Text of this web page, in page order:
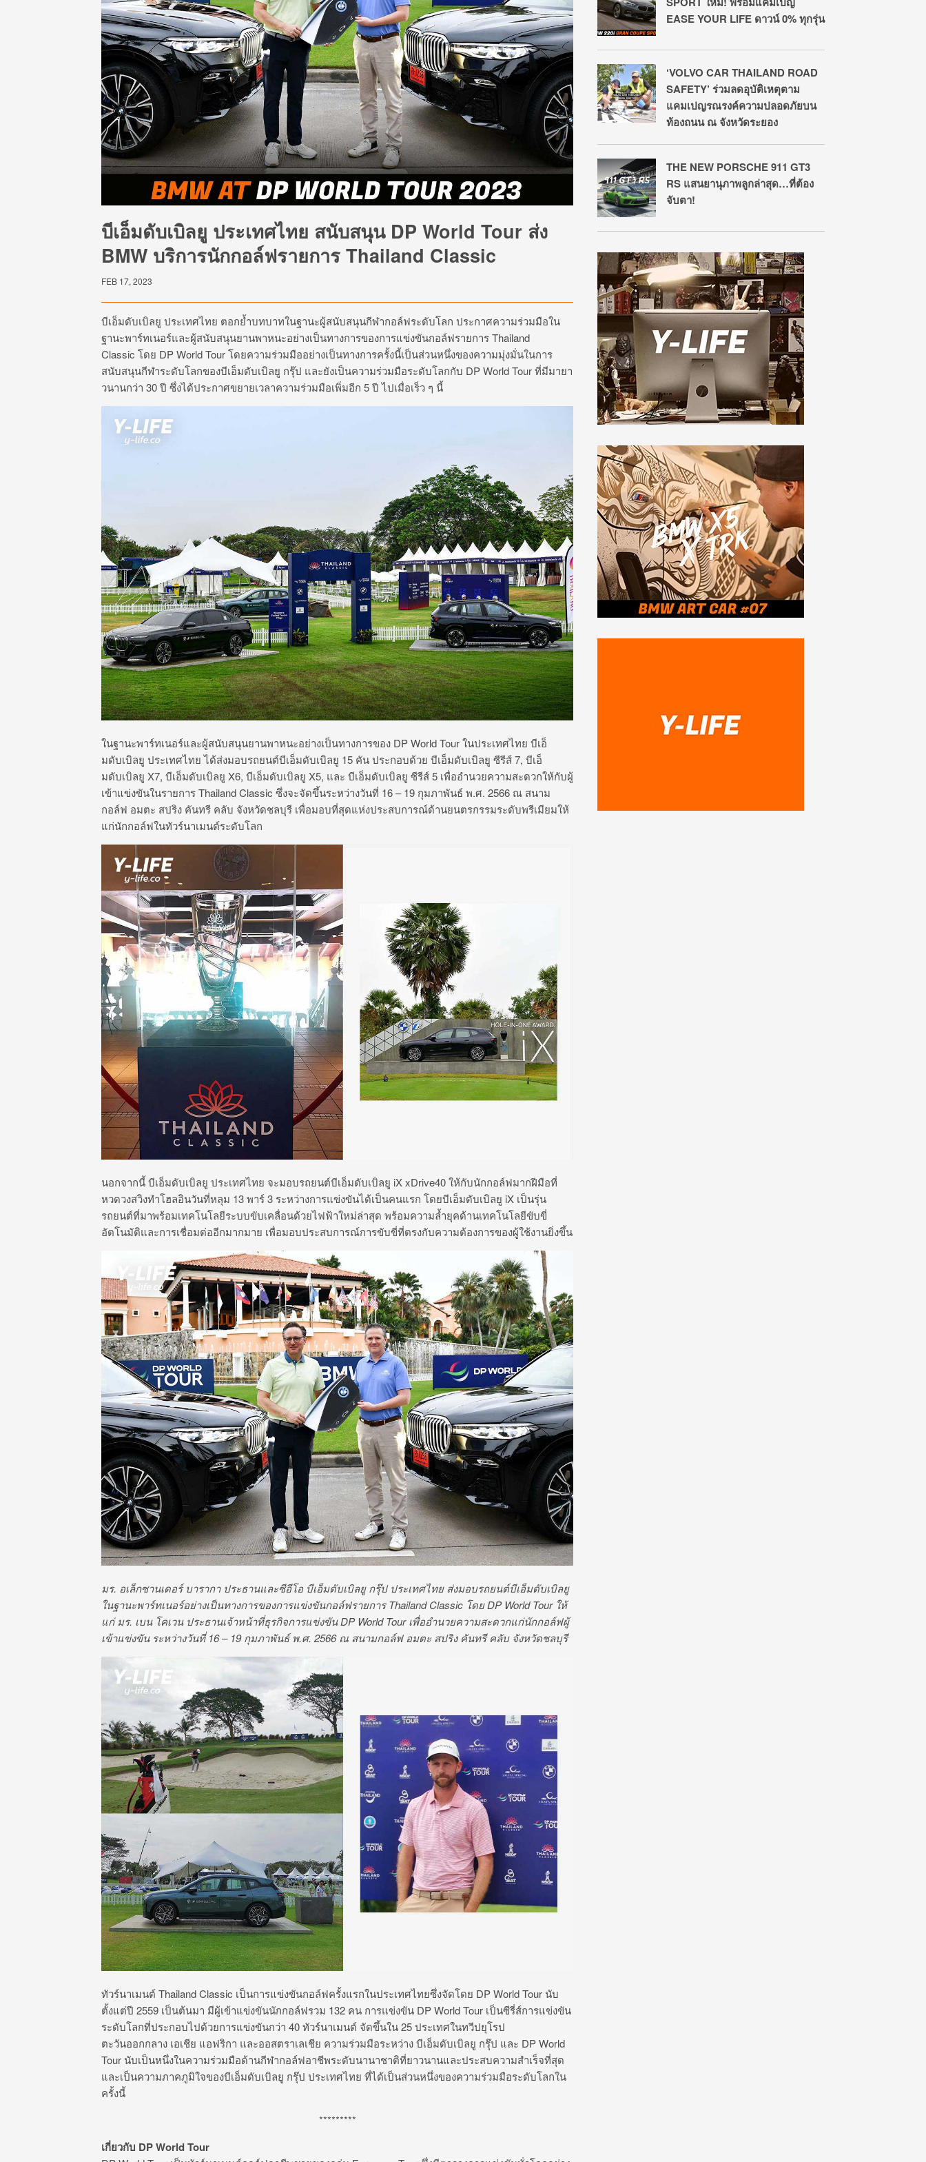
บีเอ็มดับเบิลยู ประเทศไทย สนับสนุน DP World Tour ส่ง
BMW บริการนักกอล์ฟรายการ Thailand Classic
FEB 17, 2023
บีเอ็มดับเบิลยู ประเทศไทย ตอกย้ำบทบาทในฐานะผู้สนับสนุนกีฬากอล์ฟระดับโลก ประกาศความร่วมมือใน
ฐานะพาร์ทเนอร์และผู้สนับสนุนยานพาหนะอย่างเป็นทางการของการแข่งขันกอล์ฟรายการ Thailand
Classic โดย DP World Tour โดยความร่วมมืออย่างเป็นทางการครั้งนี้เป็นส่วนหนึ่งของความมุ่งมั่นในการ
สนับสนุนกีฬาระดับโลกของบีเอ็มดับเบิลยู กรุ๊ป และยังเป็นความร่วมมือระดับโลกกับ DP World Tour ที่มีมายา
วนานกว่า 30 ปี ซึ่งได้ประกาศขยายเวลาความร่วมมือเพิ่มอีก 5 ปี ไปเมื่อเร็ว ๆ นี้
ในฐานะพาร์ทเนอร์และผู้สนับสนุนยานพาหนะอย่างเป็นทางการของ DP World Tour ในประเทศไทย บีเอ็
มดับเบิลยู ประเทศไทย ได้ส่งมอบรถยนต์บีเอ็มดับเบิลยู 15 คัน ประกอบด้วย บีเอ็มดับเบิลยู ซีรีส์ 7, บีเอ็
มดับเบิลยู X7, บีเอ็มดับเบิลยู X6, บีเอ็มดับเบิลยู X5, และ บีเอ็มดับเบิลยู ซีรีส์ 5 เพื่ออำนวยความสะดวกให้กับผู้
เข้าแข่งขันในรายการ Thailand Classic ซึ่งจะจัดขึ้นระหว่างวันที่ 16 – 19 กุมภาพันธ์ พ.ศ. 2566 ณ สนาม
กอล์ฟ อมตะ สปริง คันทรี คลับ จังหวัดชลบุรี เพื่อมอบที่สุดแห่งประสบการณ์ด้านยนตรกรรมระดับพรีเมียมให้
แก่นักกอล์ฟในทัวร์นาเมนต์ระดับโลก
นอกจากนี้ บีเอ็มดับเบิลยู ประเทศไทย จะมอบรถยนต์บีเอ็มดับเบิลยู iX xDrive40 ให้กับนักกอล์ฟมากฝีมือที่
หวดวงสวิงทำโฮลอินวันที่หลุม 13 พาร์ 3 ระหว่างการแข่งขันได้เป็นคนแรก โดยบีเอ็มดับเบิลยู iX เป็นรุ่น
รถยนต์ที่มาพร้อมเทคโนโลยีระบบขับเคลื่อนด้วยไฟฟ้าใหม่ล่าสุด พร้อมความล้ำยุคด้านเทคโนโลยีขับขี่
อัตโนมัติและการเชื่อมต่ออีกมากมาย เพื่อมอบประสบการณ์การขับขี่ที่ตรงกับความต้องการของผู้ใช้งานยิ่งขึ้น
มร. อเล็กซานเดอร์ บารากา ประธานและซีอีโอ บีเอ็มดับเบิลยู กรุ๊ป ประเทศไทย ส่งมอบรถยนต์บีเอ็มดับเบิลยู
ในฐานะพาร์ทเนอร์อย่างเป็นทางการของการแข่งขันกอล์ฟรายการThailand Classic โดย DP World Tour ให้
แก่ มร. เบน โคเวน ประธานเจ้าหน้าที่ธุรกิจการแข่งขัน DP World Tour เพื่ออำนวยความสะดวกแก่นักกอล์ฟผู้
เข้าแข่งขัน ระหว่างวันที่ 16 – 19 กุมภาพันธ์ พ.ศ. 2566 ณ สนามกอล์ฟ อมตะ สปริง คันทรี คลับ จังหวัดชลบุรี
ทัวร์นาเมนต์ Thailand Classic เป็นการแข่งขันกอล์ฟครั้งแรกในประเทศไทยซึ่งจัดโดย DP World Tour นับ
ตั้งแต่ปี 2559 เป็นต้นมา มีผู้เข้าแข่งขันนักกอล์ฟรวม 132 คน การแข่งขัน DP World Tour เป็นซีรี่ส์การแข่งขัน
ระดับโลกที่ประกอบไปด้วยการแข่งขันกว่า 40 ทัวร์นาเมนต์ จัดขึ้นใน 25 ประเทศในทวีปยุโรป
ตะวันออกกลาง เอเชีย แอฟริกา และออสตราเลเชีย ความร่วมมือระหว่าง บีเอ็มดับเบิลยู กรุ๊ป และ DP World
Tour นับเป็นหนึ่งในความร่วมมือด้านกีฬากอล์ฟอาชีพระดับนานาชาติที่ยาวนานและประสบความสำเร็จที่สุด
และเป็นความภาคภูมิใจของบีเอ็มดับเบิลยู กรุ๊ป ประเทศไทย ที่ได้เป็นส่วนหนึ่งของความร่วมมือระดับโลกใน
ครั้งนี้
*********
เกี่ยวกับ DP World Tour
EASE YOUR LIFE ดาวน์ 0% ทุกรุ่น
‘VOLVO CAR THAILAND ROAD
SAFETY’ ร่วมลดอุบัติเหตุตาม
แคมเปญรณรงค์ความปลอดภัยบน
ท้องถนน ณ จังหวัดระยอง
THE NEW PORSCHE 911 GT3
RS แสนยานุภาพลูกล่าสุด…ที่ต้อง
จับตา!